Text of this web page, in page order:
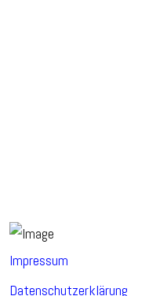
Impressum
Datenschutzerklärung